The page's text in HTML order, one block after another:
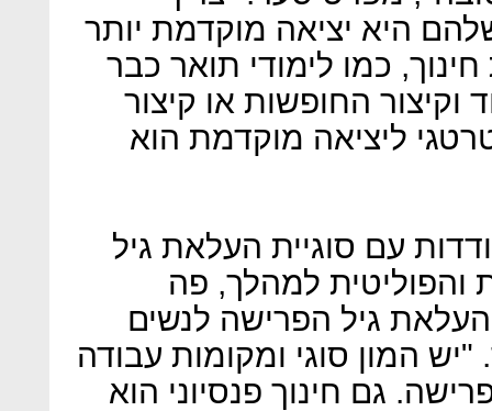
היא יציאה מוקדמת יותר
כמו לימודי תואר כבר
שנות לימוד וקיצור החופשות או קיצור
ליציאה מוקדמת הוא
עם סוגיית העלאת גיל
והפוליטית למהלך, פה
גיל הפרישה לנשים
סער. "יש המון סוגי ומקומות עבודה
גם חינוך פנסיוני הוא